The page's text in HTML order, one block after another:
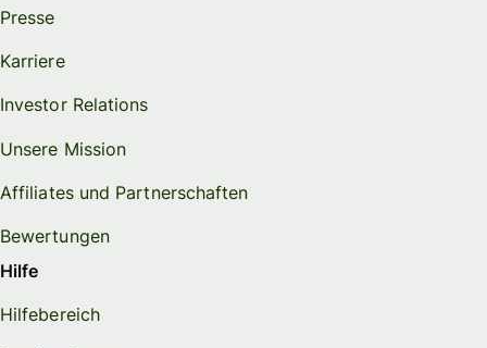
Presse
Karriere
Investor Relations
Unsere Mission
Affiliates und Partnerschaften
Bewertungen
Hilfe
Hilfebereich